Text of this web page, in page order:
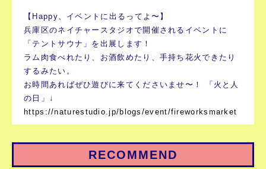
【Happy、イベントに出るってよ〜】
兵庫区のネイチャースタジオで開催されるイベントに
「テントサウナ」を出展します！
ラム肉食べれたり、お酒飲めたり、手持ち花火できたり
するみたい。
お時間あればぜひ遊びに来てくださいませ〜！ 「火と人
の日」↓
https://naturestudio.jp/blogs/event/fireworksmarket
RECOMMEND